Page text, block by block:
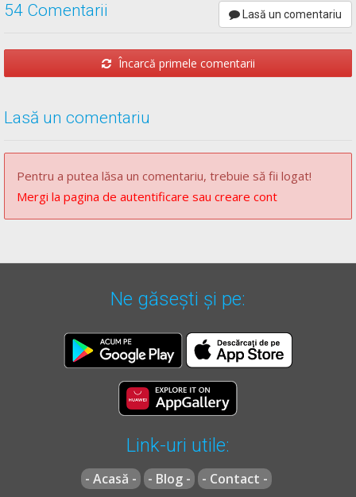
54 Comentarii Lasă un comentariu
Încarcă primele comentarii
Lasă un comentariu
Pentru a putea lăsa un comentariu, trebuie să fii logat!
Mergi la pagina de autentificare sau creare cont
Ne găsești și pe:
Link-uri utile:
- Acasă - - Blog - - Contact -